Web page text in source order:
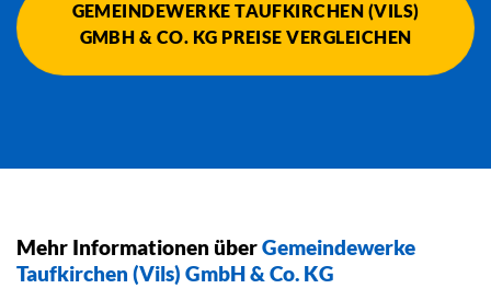
GEMEINDEWERKE TAUFKIRCHEN (VILS)
GMBH & CO. KG PREISE VERGLEICHEN
Mehr Informationen überGemeindewerke
Taufkirchen (Vils) GmbH & Co. KG